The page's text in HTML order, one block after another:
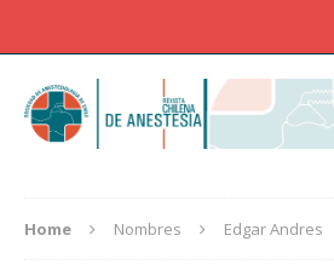
Home Nombres Edgar Andres